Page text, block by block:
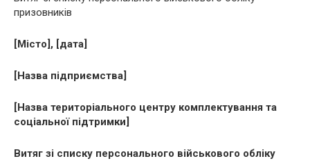
призовників
[Місто], [дата]
[Назва підприємства]
[Назва територіального центру комплектування та
соціальної підтримки]
Витяг зі списку персонального військового обліку